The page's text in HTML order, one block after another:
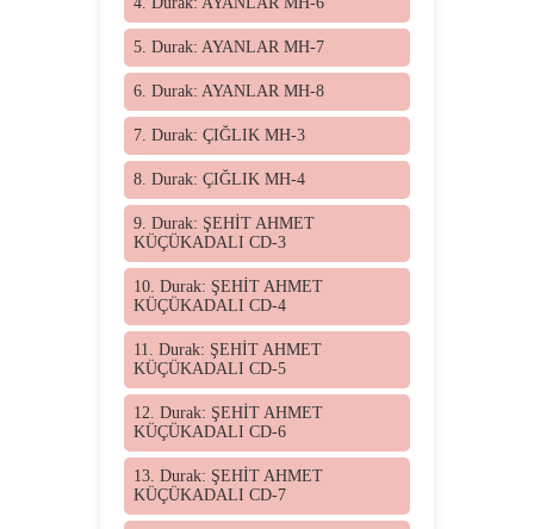
5. Durak: AYANLAR MH-7
6. Durak: AYANLAR MH-8
7. Durak: ÇIĞLIK MH-3
8. Durak: ÇIĞLIK MH-4
9. Durak: ŞEHİT AHMET
KÜÇÜKADALI CD-3
10. Durak: ŞEHİT AHMET
KÜÇÜKADALI CD-4
11. Durak: ŞEHİT AHMET
KÜÇÜKADALI CD-5
12. Durak: ŞEHİT AHMET
KÜÇÜKADALI CD-6
13. Durak: ŞEHİT AHMET
KÜÇÜKADALI CD-7